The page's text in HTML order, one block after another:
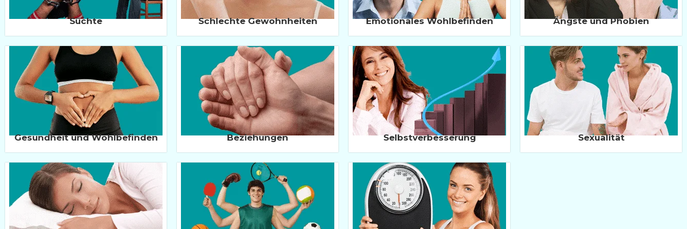
Süchte Schlechte Gewohnheiten Emotionales Wohlbefinden Ängste und Phobien
Gesundheit und Wohlbefinden Beziehungen Selbstverbesserung Sexualität